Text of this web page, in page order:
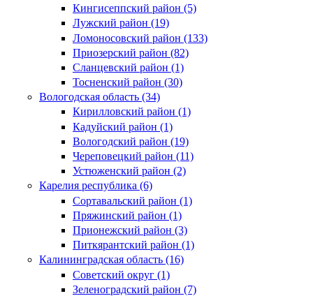
Кингисеппский район (5)
Лужский район (19)
Ломоносовский район (133)
Приозерский район (82)
Сланцевский район (1)
Тосненский район (30)
Вологодская область (34)
Кирилловский район (1)
Кадуйский район (1)
Вологодский район (19)
Череповецкий район (11)
Устюженский район (2)
Карелия республика (6)
Сортавальский район (1)
Пряжинский район (1)
Прионежский район (3)
Питкярантский район (1)
Калининградская область (16)
Советский округ (1)
Зеленоградский район (7)